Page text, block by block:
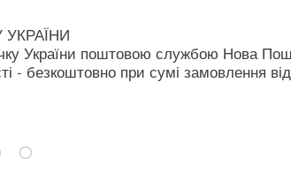
України поштовою службою Нова
- безкоштовно при сумі замовлення від